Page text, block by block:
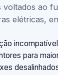
voltados ao
elétricas,
para